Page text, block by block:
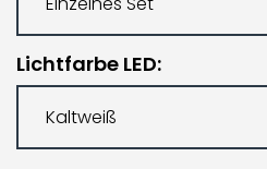
Lichtfarbe LED